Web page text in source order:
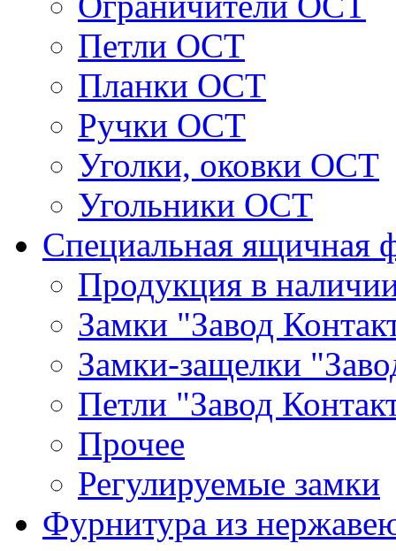
Петли ОСТ
Планки ОСТ
Ручки ОСТ
Уголки, оковки ОСТ
Угольники ОСТ
Специальная ящичная
Продукция в
Замки "Завод
Замки-защелки
Петли "Завод
Прочее
Регулируемые замки
Фурнитура из